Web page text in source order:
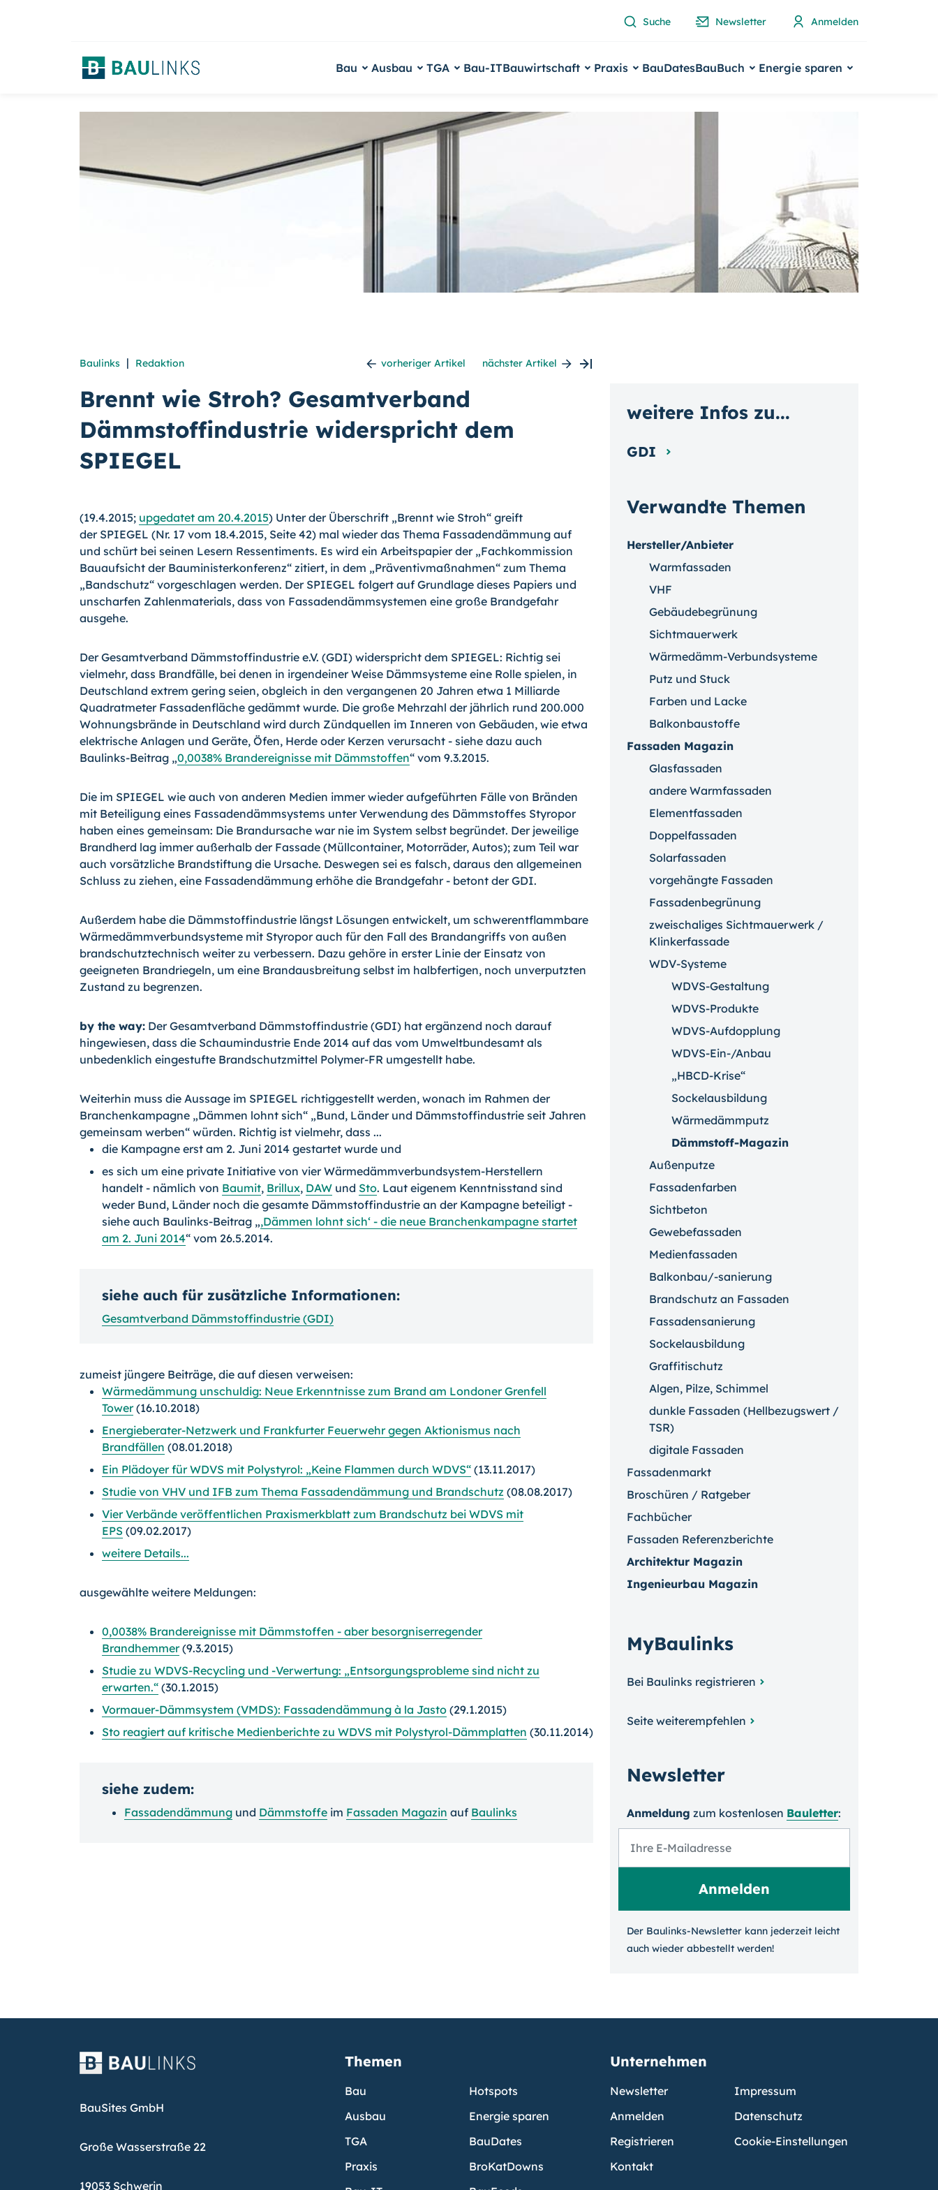
Suche Newsletter Anmelden
Bau Ausbau TGA Bau-ITBauwirtschaft Praxis BauDatesBauBuch Energie sparen
Baulinks | Redaktion vorheriger Artikel nächster Artikel
Brennt wie Stroh? Gesamtverband
Dämmstoffindustrie widerspricht dem
SPIEGEL
(19.4.2015; upgedatet am 20.4.2015) Unter der Überschrift „Brennt wie Stroh“ greift
der SPIEGEL (Nr. 17 vom 18.4.2015, Seite 42) mal wieder das Thema Fassadendämmung auf
und schürt bei seinen Lesern Ressentiments. Es wird ein Arbeits­papier der „Fachkommission
Bauaufsicht der Bauministerkon­ferenz“ zitiert, in dem „Präven­tivmaßnahmen“ zum Thema
„Bandschutz“ vorgeschlagen wer­den. Der SPIEGEL folgert auf Grundlage dieses Papiers und
un­scharfen Zahlenmaterials, dass von Fassadendämmsystemen eine große Brandgefahr
ausgehe.
Der Gesamtverband Dämmstoffindustrie e.V. (GDI) widerspricht dem SPIEGEL: Richtig sei
vielmehr, dass Brandfälle, bei denen in irgendeiner Weise Dämmsysteme eine Rolle spielen, in
Deutschland extrem gering seien, obgleich in den vergangenen 20 Jahren etwa 1 Milliarde
Quadratmeter Fassa­denfläche gedämmt wur­de. Die große Mehrzahl der jährlich rund 200.000
Wohnungs­brände in Deutschland wird durch Zündquellen im Inneren von Gebäuden, wie etwa
elektrische Anlagen und Geräte, Öfen, Herde oder Kerzen verursacht - siehe dazu auch
Baulinks-Beitrag „0,0038% Brandereignisse mit Dämmstoffen“ vom 9.3.2015.
Die im SPIEGEL wie auch von anderen Medien immer wieder aufgeführten Fälle von Bränden
mit Beteiligung eines Fassadendämmsystems unter Verwendung des Dämm­stoffes Styropor
haben eines gemeinsam: Die Brandursache war nie im System selbst begründet. Der jeweilige
Brandherd lag immer außerhalb der Fassade (Müllcontainer, Motorräder, Autos); zum Teil war
auch vorsätzliche Brandstiftung die Ursache. Des­wegen sei es falsch, daraus den allgemeinen
Schluss zu ziehen, eine Fassadendäm­mung erhöhe die Brandgefahr - betont der GDI.
Außerdem habe die Dämmstoffindustrie längst Lösungen entwickelt, um schwerent­flammbare
Wärmedämmverbundsysteme mit Styropor auch für den Fall des Brandan­griffs von außen
brandschutztechnisch weiter zu verbessern. Dazu gehöre in erster Linie der Einsatz von
geeigneten Brandriegeln, um eine Brandausbreitung selbst im halbfertigen, noch unverputzten
Zustand zu begrenzen.
by the way: Der Gesamtverband Dämmstoffindustrie (GDI) hat ergänzend noch da­rauf
hingewiesen, dass die Schaumindustrie Ende 2014 auf das vom Umweltbundesamt als
unbedenklich eingestufte Brandschutzmittel Polymer-FR umgestellt habe.
Weiterhin muss die Aussage im SPIEGEL richtiggestellt wer­den, wonach im Rahmen der
Branchenkampagne „Dämmen lohnt sich“ „Bund, Länder und Dämmstoffindustrie seit Jah­ren
gemeinsam werben“ würden. Richtig ist vielmehr, dass ...
die Kampagne erst am 2. Juni 2014 gestartet wurde und
es sich um eine private Initiative von vier Wärmedämm­verbundsystem-Herstellern
handelt - nämlich von Bau­mit, Brillux, DAW und Sto. Laut eigenem Kenntnisstand sind
weder Bund, Länder noch die gesamte Dämmstoff­industrie an der Kampagne beteiligt -
siehe auch Bau­links-Beitrag „,Dämmen lohnt sich‘ - die neue Branchen­kampagne startet
am 2. Juni 2014“ vom 26.5.2014.
siehe auch für zusätzliche Informationen:
Gesamtverband Dämmstoffindustrie (GDI)
zumeist jüngere Beiträge, die auf diesen verweisen:
Wärmedämmung unschuldig: Neue Erkenntnisse zum Brand am Londoner Grenfell
Tower(16.10.2018)
Energieberater-Netzwerk und Frankfurter Feuerwehr gegen Aktionismus nach
Brandfällen (08.01.2018)
Ein Plädoyer für WDVS mit Polystyrol: „Keine Flammen durch WDVS“ (13.11.2017)
Studie von VHV und IFB zum Thema Fassadendämmung und Brandschutz (08.08.2017)
Vier Verbände veröffentlichen Praxismerkblatt zum Brandschutz bei WDVS mit
EPS (09.02.2017)
weitere Details...
ausgewählte weitere Meldungen:
0,0038% Brandereignisse mit Dämmstoffen - aber besorgniserregender
Brandhemmer(9.3.2015)
Studie zu WDVS-Recycling und -Verwertung: „Entsorgungsprobleme sind nicht zu
erwarten.“ (30.1.2015)
Vormauer-Dämmsystem (VMDS): Fassadendämmung à la Jasto (29.1.2015)
Sto reagiert auf kritische Medienberichte zu WDVS mit Polystyrol-Dämmplatten (30.11.2014)
siehe zudem:
Fassadendämmung und Dämmstoffe im Fassaden Magazin auf Baulinks
Verwandte Themen
Hersteller/Anbieter
Warmfassaden
VHF
Gebäudebegrünung
Sichtmauerwerk
Wärmedämm-Verbundsysteme
Putz und Stuck
Farben und Lacke
Balkonbaustoffe
Fassaden Magazin
Glasfassaden
andere Warmfassaden
Elementfassaden
Doppelfassaden
Solarfassaden
vorgehängte Fassaden
Fassadenbegrünung
zweischaliges Sichtmauerwerk /
Klinkerfassade
WDV-Systeme
WDVS-Gestaltung
WDVS-Produkte
WDVS-Aufdopplung
WDVS-Ein-/Anbau
„HBCD-Krise“
Sockelausbildung
Wärmedämmputz
Dämmstoff-Magazin
Außenputze
Fassadenfarben
Sichtbeton
Gewebefassaden
Medienfassaden
Balkonbau/-sanierung
Brandschutz an Fassaden
Fassadensanierung
Sockelausbildung
Graffitischutz
Algen, Pilze, Schimmel
dunkle Fassaden (Hellbezugswert /
TSR)
digitale Fassaden
Fassadenmarkt
Broschüren / Ratgeber
Fachbücher
Fassaden Referenzberichte
Architektur Magazin
Ingenieurbau Magazin
MyBaulinks
Bei Baulinks registrieren
Seite weiterempfehlen
Newsletter
Anmeldung zum kosten­losen Bauletter:
Der Baulinks-Newsletter kann jeder­zeit leicht
auch wieder ab­bestellt werden!
weitere Infos zu...
GDI
BauSites GmbH
Große Wasserstraße 22
19053 Schwerin
Themen
Bau
Ausbau
TGA
Praxis
Hotspots
Energie sparen
BauDates
BroKatDowns
Unternehmen
Newsletter
Anmelden
Registrieren
Kontakt
Impressum
Datenschutz
Cookie-Einstellungen